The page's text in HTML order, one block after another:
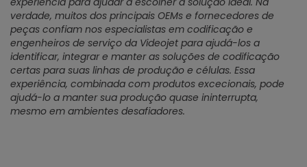
verdade, muitos dos principais OEMs e fornecedores de
peças confiam nos especialistas em codificação e
engenheiros de serviço da Videojet para ajudá-los a
identificar, integrar e manter as soluções de codificação
certas para suas linhas de produção e células. Essa
experiência, combinada com produtos excecionais, pode
ajudá-lo a manter sua produção quase ininterrupta,
mesmo em ambientes desafiadores.